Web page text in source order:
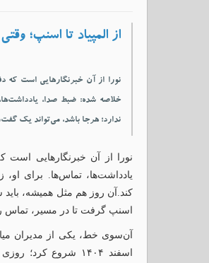
از المپیاد تا اسنپ؛
نورا از آن خبرنگارهایی است
خلاصه شده: ضبط صدا،
ندارد؛ هرجا باشد، می‌تواند یک
نورا از آن خبرنگارهایی
یادداشت‌ها، تماس‌ها. برای
کند.آن روز هم مثل همیشه،
اسنپ گرفت تا در مسیر، تماس
اسفند ۱۴۰۴ شروع